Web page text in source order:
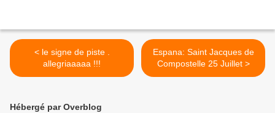
< le signe de piste .
allegriaaaaa !!!
Espana: Saint Jacques de
Compostelle 25 Juillet >
Hébergé par Overblog